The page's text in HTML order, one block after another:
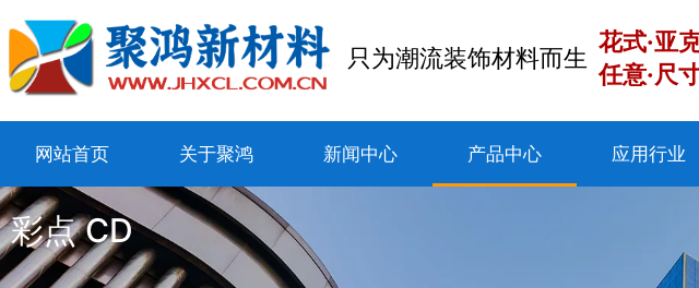
只为潮流装饰材料而生
花式·亚
任意·尺
网站首页 关于聚鸿 新闻中心 产品中心 应用行业
彩点 CD